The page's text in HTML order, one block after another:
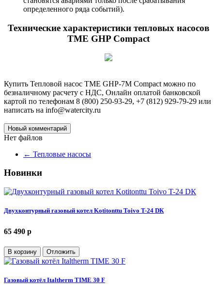
определенного ряда событий).
Технические характеристики тепловых насосов
TME GHP Compact
Купить Тепловой насос TME GHP-7M Compact можно по
безналичному расчету с НДС, Онлайн оплатой банковской
картой по телефонам 8 (800) 250-93-29, +7 (812) 929-79-29 или
написать на info@watercity.ru
Новый комментарий
Нет файлов
← Тепловые насосы
Новинки
Двухконтурный газовый котел Kotitonttu Toivo T-24 DК
65 490 p
В корзину Отложить
Газовый котёл Italtherm TIME 30 F